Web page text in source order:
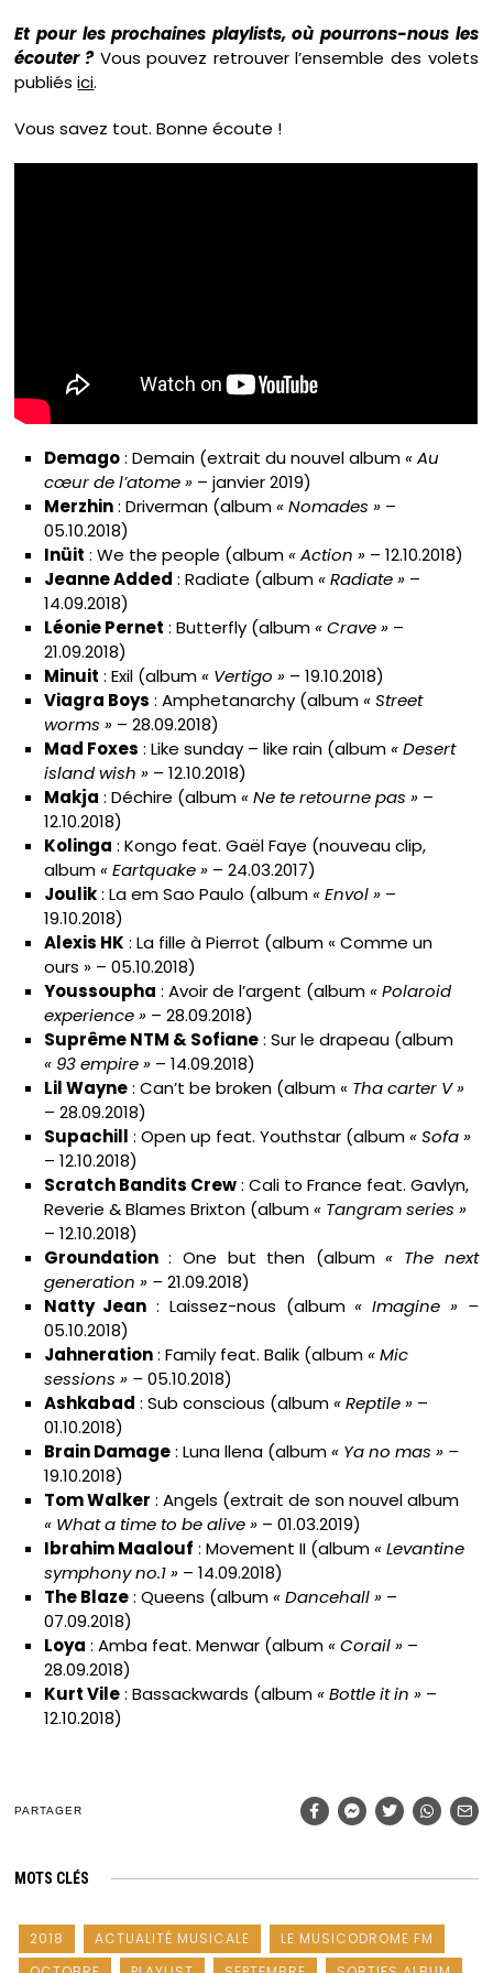
Et pour les prochaines playlists, où pourrons-nous les
écouter ?Vous pouvez retrouver l’ensemble des volets
publiésici.
Vous savez tout. Bonne écoute !
Demago: Demain (extrait du nouvel album« Au
cœur de l’atome »– janvier 2019)
Merzhin: Driverman (album« Nomades »–
05.10.2018)
Inüit : We the people (album« Action »– 12.10.2018)
Jeanne Added : Radiate (album« Radiate »–
14.09.2018)
Léonie Pernet : Butterfly (album« Crave »–
21.09.2018)
Minuit : Exil (album« Vertigo »– 19.10.2018)
Viagra Boys : Amphetanarchy (album« Street
worms »– 28.09.2018)
Mad Foxes : Like sunday – like rain (album« Desert
island wish »– 12.10.2018)
Makja : Déchire (album« Ne te retourne pas »–
12.10.2018)
Kolinga : Kongo feat. Gaël Faye (nouveau clip,
album« Eartquake »– 24.03.2017)
Joulik: La em Sao Paulo (album« Envol »–
19.10.2018)
Alexis HK : La fille à Pierrot (album « Comme un
ours » – 05.10.2018)
Youssoupha : Avoir de l’argent (album« Polaroid
experience »– 28.09.2018)
Suprême NTM & Sofiane: Sur le drapeau (album
« 93 empire »– 14.09.2018)
Lil Wayne: Can’t be broken (album « Tha carter V »
– 28.09.2018)
Supachill : Open up feat. Youthstar (album« Sofa »
– 12.10.2018)
Scratch Bandits Crew: Cali to France feat. Gavlyn,
Reverie & Blames Brixton (album« Tangram series »
– 12.10.2018)
Groundation: One but then (album« The next
generation » –21.09.2018)
Natty Jean : Laissez-nous (album« Imagine » –
05.10.2018)
Jahneration: Family feat. Balik (album« Mic
sessions » –05.10.2018)
Ashkabad : Sub conscious (album« Reptile »–
01.10.2018)
Brain Damage: Luna llena (album« Ya no mas » –
19.10.2018)
Tom Walker : Angels (extrait de son nouvel album
« What a time to be alive »– 01.03.2019)
Ibrahim Maalouf : Movement II (album« Levantine
symphony no.1 »– 14.09.2018)
The Blaze: Queens (album« Dancehall »–
07.09.2018)
Loya : Amba feat. Menwar (album« Corail »–
28.09.2018)
Kurt Vile: Bassackwards (album« Bottle it in »–
12.10.2018)
PARTAGER
MOTS CLÉS
2018 ACTUALITÉ MUSICALE
LE MUSICODROME FM